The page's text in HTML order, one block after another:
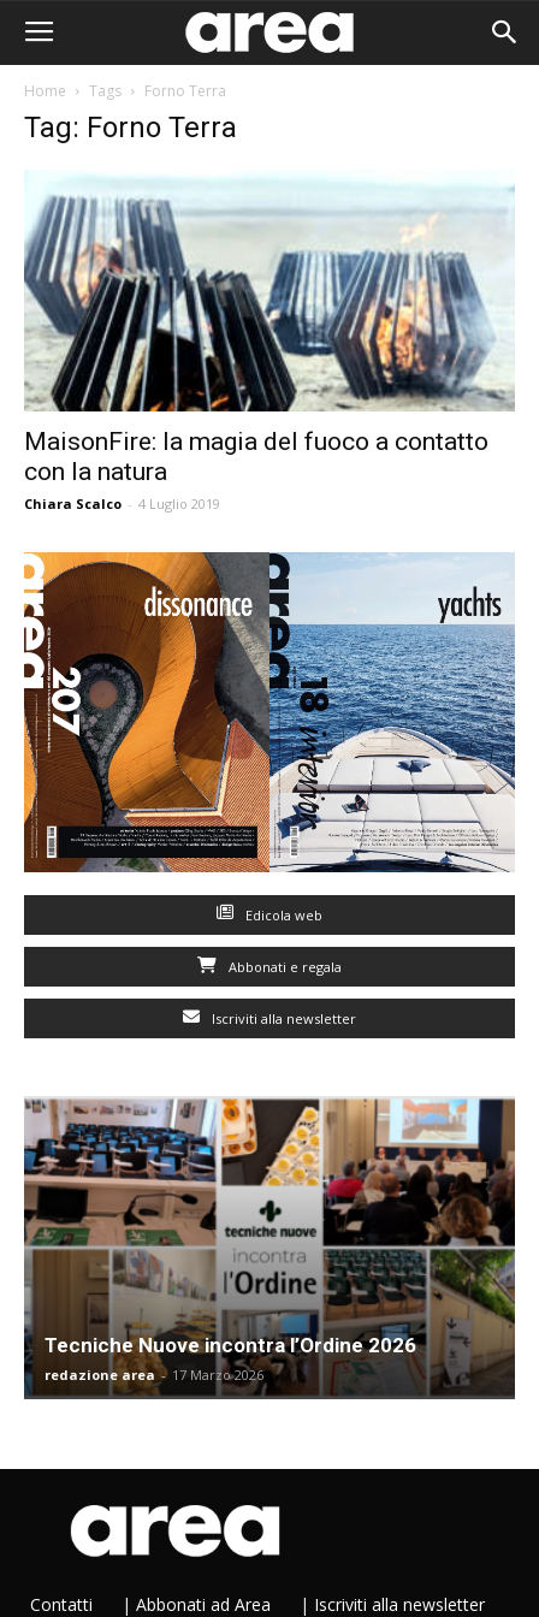
Home Tags Forno Terra
Tag: Forno Terra
MaisonFire: la magia del fuoco a contatto
con la natura
Chiara Scalco - 4 Luglio 2019
Edicola web
Abbonati e regala
Iscriviti alla newsletter
Tecniche Nuove incontra l’Ordine 2026
redazione area - 17 Marzo 2026
Contatti | Abbonati ad Area | Iscriviti alla newsletter